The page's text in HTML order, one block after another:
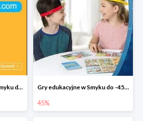
Bestsellery zabawek w Smyku do -45% Gry edukacyjne w Smyku do -45%
45%